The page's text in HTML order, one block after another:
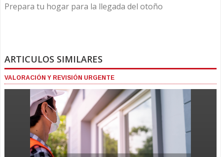
Prepara tu hogar para la llegada del otoño
ARTICULOS SIMILARES
VALORACIÓN Y REVISIÓN URGENTE